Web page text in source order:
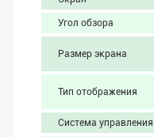
Угол обзора
Размер экрана
Тип отображения
Система управления